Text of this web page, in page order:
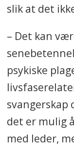
slik at det
– Det kan
psykiske
svangerskap
det er mulig
med leder,